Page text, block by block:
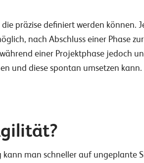
präzise definiert werden können.
nach Abschluss einer Phase
einer Projektphase jedoch
und diese spontan umsetzen kann.
man schneller auf ungeplante